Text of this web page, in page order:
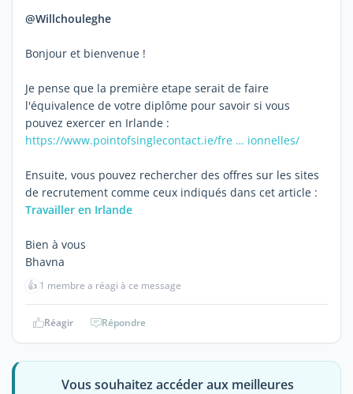
@Willchouleghe
Bonjour et bienvenue !
Je pense que la première etape serait de faire
l'équivalence de votre diplôme pour savoir si vous
pouvez exercer en Irlande :
https://www.pointofsinglecontact.ie/fre … ionnelles/
Ensuite, vous pouvez rechercher des offres sur les sites
de recrutement comme ceux indiqués dans cet article :
Travailler en Irlande
Bien à vous
Bhavna
👍 1 membre a réagi à ce message
Réagir Répondre
Vous souhaitez accéder aux meilleures